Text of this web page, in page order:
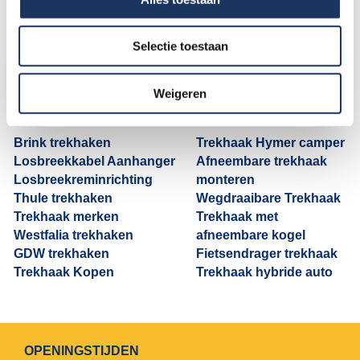
Selectie toestaan
Weigeren
Bekijk het overzicht metvestigingenom voor u de
dichtstbijzijnde vestiging te vinden.
Vraag offerte aan voor uw camper trekhaak
Meer informatie
Brink trekhaken
Losbreekkabel Aanhanger
Losbreekreminrichting
Thule trekhaken
Trekhaak merken
Westfalia trekhaken
GDW trekhaken
Trekhaak Kopen
Trekhaak Hymer camper
Afneembare trekhaak
monteren
Wegdraaibare Trekhaak
Trekhaak met
afneembare kogel
Fietsendrager trekhaak
Trekhaak hybride auto
OPENINGSTIJDEN